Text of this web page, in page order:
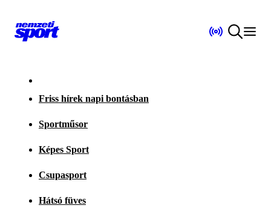
Friss hírek napi bontásban
Sportműsor
Képes Sport
Csupasport
Hátsó füves